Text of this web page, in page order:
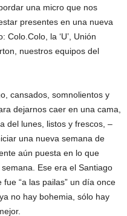
una micro que nos
presentes en una nueva
la ‘U’, Unión
nuestros equipos del
cansados, somnolientos y
dejarnos caer en una cama,
del lunes, listos y frescos, –
una nueva semana de
aún puesta en lo que
Ese era el Santiago
“a las pailas” un día once
no hay bohemia, sólo hay